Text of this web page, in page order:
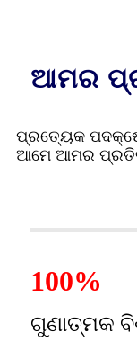
ଆମର
ପ୍ରତ୍ୟେକ
ଆମେ ଆମର
100%
ଗୁଣାତ୍ମକ